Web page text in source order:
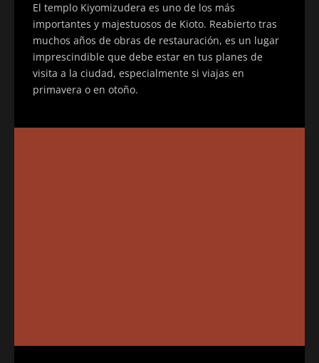
El templo Kiyomizudera es uno de los más
importantes y majestuosos de Kioto. Reabierto tras
muchos años de obras de restauración, es un lugar
imprescindible que debe estar en tus planes de
visita a la ciudad, especialmente si viajas en
primavera o en otoño.